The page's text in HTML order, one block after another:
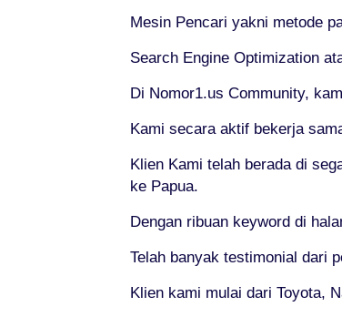
Mesin Pencari yakni metode
Search Engine Optimization
Di Nomor1.us Community,
Kami secara aktif bekerja
Klien Kami telah berada di
ke Papua.
Dengan ribuan keyword di
Telah banyak testimonial dari
Klien kami mulai dari Toyota,